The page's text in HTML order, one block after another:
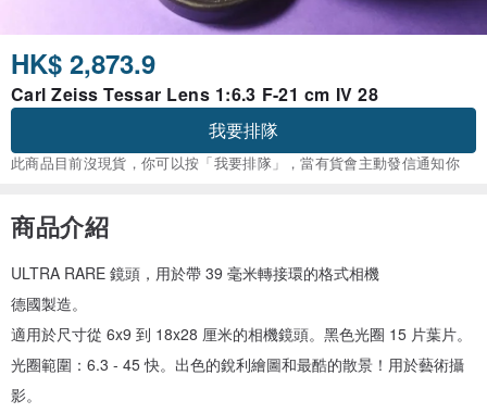
HK$ 2,873.9
Carl Zeiss Tessar Lens 1:6.3 F-21 cm IV 28
我要排隊
此商品目前沒現貨，你可以按「我要排隊」，當有貨會主動發信通知你
商品介紹
ULTRA RARE 鏡頭，用於帶 39 毫米轉接環的格式相機
德國製造。
適用於尺寸從 6x9 到 18x28 厘米的相機鏡頭。黑色光圈 15 片葉片。
光圈範圍：6.3 - 45 快。出色的銳利繪圖和最酷的散景！用於藝術攝
影。